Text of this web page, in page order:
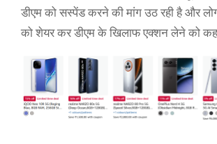
डीएम को सस्पेंड करने की मांग उठ रही है और लोग
को शेयर कर डीएम के खिलाफ एक्शन लेने को